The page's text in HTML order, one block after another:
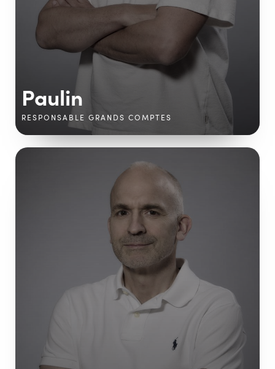
Paulin
RESPONSABLE GRANDS COMPTES